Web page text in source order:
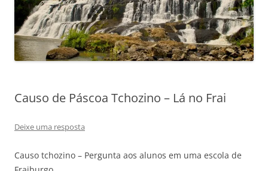
Causo de Páscoa Tchozino – Lá no Frai
Deixe uma resposta
Causo tchozino – Pergunta aos alunos em uma escola de